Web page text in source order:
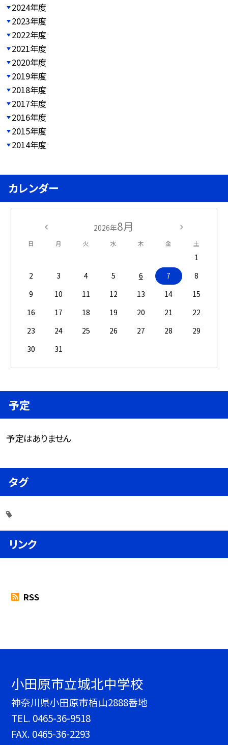
2024年度
2023年度
2022年度
2021年度
2020年度
2019年度
2018年度
2017年度
2016年度
2015年度
2014年度
カレンダー
2026年8月
日 月 火 水 木 金 土
1
2
3 4 5 6 7
8
9
10 11 12 13 14
15
16
17 18 19 20 21
22
23
24 25 26 27 28
29
30
31
予定
予定はありません
タグ
リンク
RSS
小田原市立城北中学校
神奈川県小田原市栢山2888番地
TEL. 0465-36-9518
FAX. 0465-36-2293